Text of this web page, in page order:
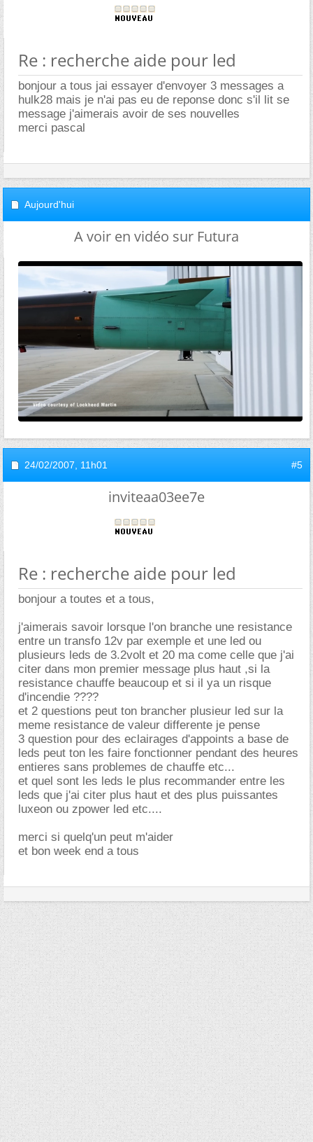
Re : recherche aide pour led
bonjour a tous jai essayer d'envoyer 3 messages a
hulk28 mais je n'ai pas eu de reponse donc s'il lit se
message j'aimerais avoir de ses nouvelles
merci pascal
Aujourd'hui
A voir en vidéo sur Futura
24/02/2007, 11h01 #5
inviteaa03ee7e
Re : recherche aide pour led
bonjour a toutes et a tous,
j'aimerais savoir lorsque l'on branche une resistance
entre un transfo 12v par exemple et une led ou
plusieurs leds de 3.2volt et 20 ma come celle que j'ai
citer dans mon premier message plus haut ,si la
resistance chauffe beaucoup et si il ya un risque
d'incendie ????
et 2 questions peut ton brancher plusieur led sur la
meme resistance de valeur differente je pense
3 question pour des eclairages d'appoints a base de
leds peut ton les faire fonctionner pendant des heures
entieres sans problemes de chauffe etc...
et quel sont les leds le plus recommander entre les
leds que j'ai citer plus haut et des plus puissantes
luxeon ou zpower led etc....
merci si quelq'un peut m'aider
et bon week end a tous